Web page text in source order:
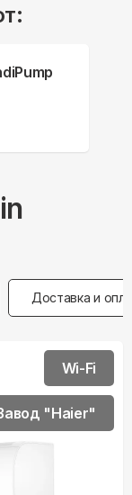
Доставка и
Wi-Fi
"Haier"